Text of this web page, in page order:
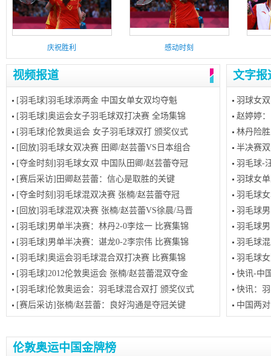
庆祝胜利 感动时刻
视频报道
[羽毛球]羽毛球添两金 中国女单女双均夺魁
[羽毛球]奥运会女子羽毛球双打决赛 全场集锦
[羽毛球]伦敦奥运会 女子羽毛球双打 颁奖仪式
[回放]羽毛球女双决赛 田卿/赵芸蕾VS日本组合
[夺金时刻]羽毛球女双 中国队田卿/赵芸蕾夺冠
[赛后采访]田卿赵芸蕾：信心是取胜的关键
[夺金时刻]羽毛球混双决赛 张楠/赵芸蕾夺冠
[回放]羽毛球混双决赛 张楠/赵芸蕾VS徐晨/马晋
[羽毛球]男单半决赛：林丹2-0李炫一 比赛集锦
[羽毛球]男单半决赛：谌龙0-2李宗伟 比赛集锦
[羽毛球]奥运会羽毛球混合双打决赛 比赛集锦
[羽毛球]2012伦敦奥运会 张楠/赵芸蕾混双夺金
[羽毛球]伦敦奥运会：羽毛球混合双打 颁奖仪式
[赛后采访]张楠/赵芸蕾：良好沟通是夺冠关键
文字报
羽球女
赵婷婷
林丹险
半决赛
羽毛球-
羽球女
羽毛球
羽毛球
羽毛球
羽毛球
羽毛球
快讯-中
快讯：
中国两
伦敦奥运中国金牌榜